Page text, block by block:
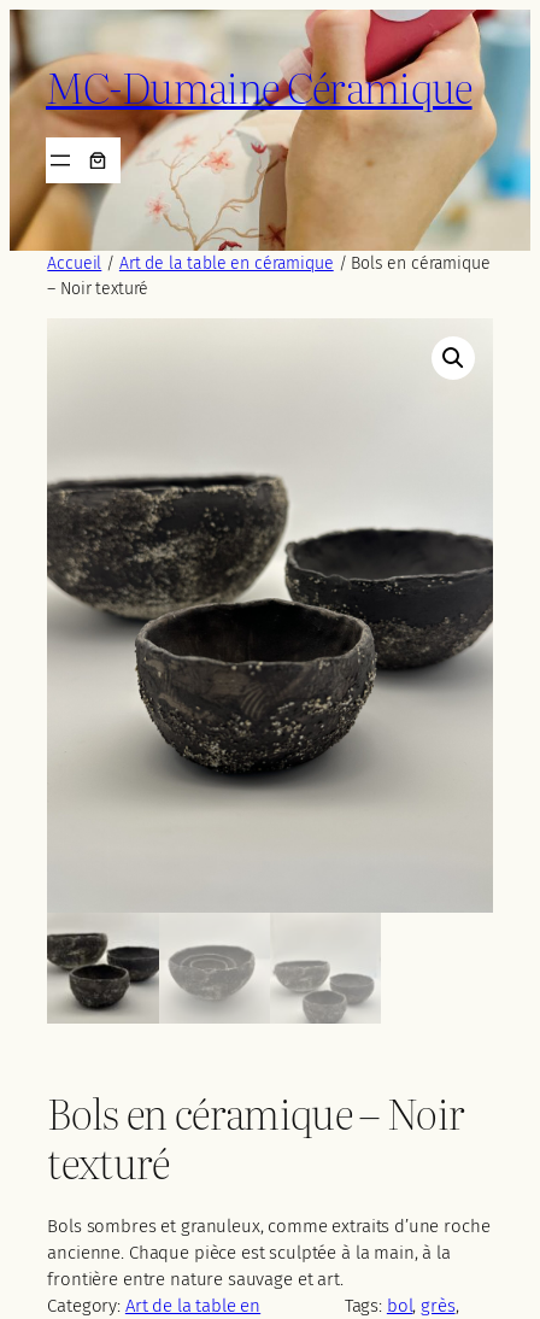
Aller
au
contenuMC-Dumaine Céramique
Accueil / Art de la table en céramique / Bols en céramique
– Noir texturé
Bols en céramique – Noir
texturé
Bols sombres et granuleux, comme extraits d’une roche
ancienne. Chaque pièce est sculptée à la main, à la
frontière entre nature sauvage et art.
Category: Art de la table en
Tags: bol, grès,